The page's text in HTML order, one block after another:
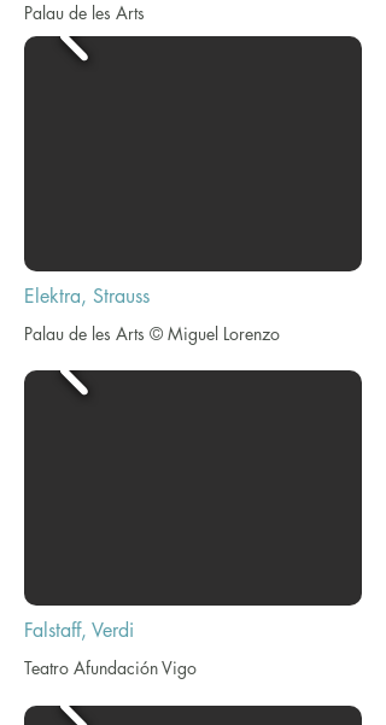
Palau de les Arts
Elektra, Strauss
Palau de les Arts © Miguel Lorenzo
Falstaff, Verdi
Teatro Afundación Vigo